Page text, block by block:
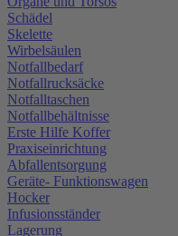
Schädel
Skelette
Wirbelsäulen
Notfallbedarf
Notfallrucksäcke
Notfalltaschen
Notfallbehältnisse
Erste Hilfe Koffer
Praxiseinrichtung
Abfallentsorgung
Geräte- Funktionswagen
Hocker
Infusionsständer
Lagerung